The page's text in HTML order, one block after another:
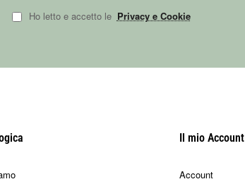
Ho letto e accetto le Privacy e Cookie
Il mio Account
Account